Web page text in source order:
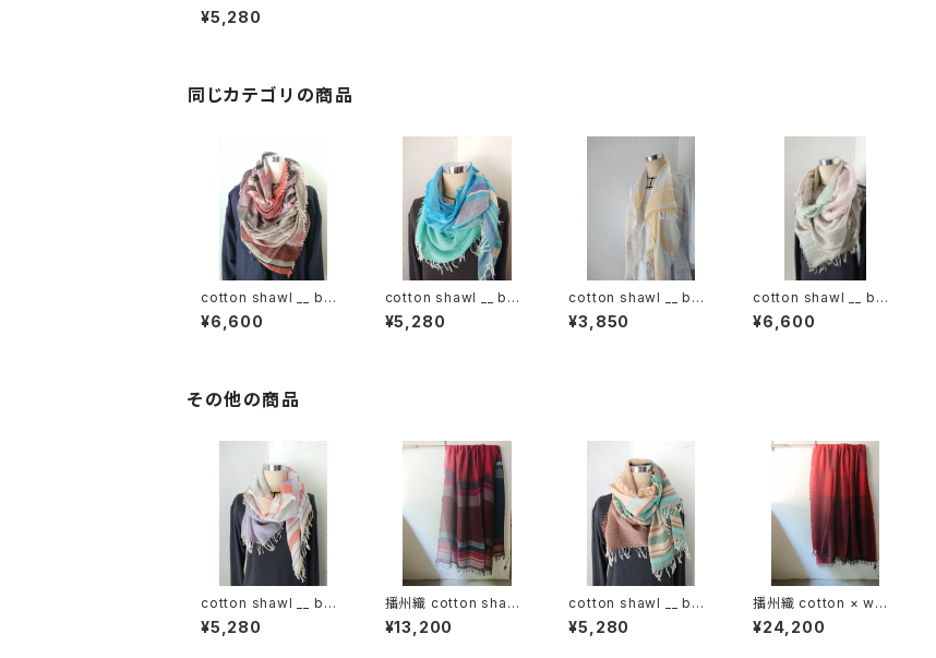
¥5,280
同じカテゴリの商品
cotton shawl __ bor
der 220
¥6,600
cotton shawl __ bor
der 160 海嶺w
¥5,280
cotton shawl __ bor
der 120 蒲公英w
¥3,850
cotton shawl __ bor
der 220
¥6,600
その他の商品
cotton shawl __ bor
der 160 倒景w
¥5,280
播州織 cotton shawl_
_ border 220-120 火
輪GK
¥13,200
cotton shawl __ bor
der 160 湧水w
¥5,280
播州織 cotton × woo
l __ block 220-120
落陽GK
¥24,200